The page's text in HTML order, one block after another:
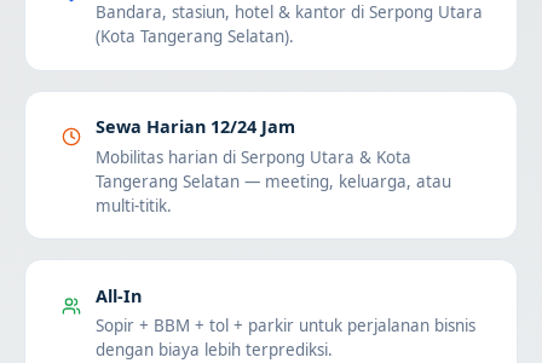
Bandara, stasiun, hotel & kantor di Serpong Utara
(Kota Tangerang Selatan).
Sewa Harian 12/24 Jam
Mobilitas harian di Serpong Utara & Kota
Tangerang Selatan — meeting, keluarga, atau
multi-titik.
All-In
Sopir + BBM + tol + parkir untuk perjalanan bisnis
dengan biaya lebih terprediksi.